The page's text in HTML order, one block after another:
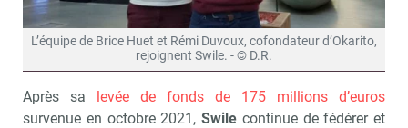
L’équipe de Brice Huet et Rémi Duvoux, cofondateur d’Okarito,
rejoignent Swile. - © D.R.
Après sa levée de fonds de 175 millions d’euros
survenue en octobre 2021, Swile continue de fédérer et